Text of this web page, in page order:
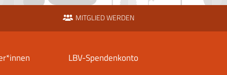
MITGLIED WERDEN
LBV-Spendenkonto